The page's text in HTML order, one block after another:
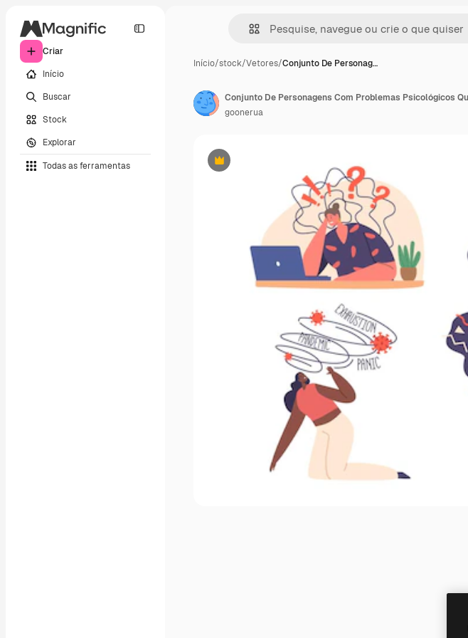
Criar
Início
Buscar
Stock
Explorar
Todas as ferramentas
Início/stock/Vetores/Conjunto De Personag…
Premium
goonerua